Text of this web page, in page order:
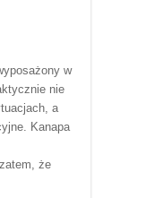
w
nie
a
Kanapa
że